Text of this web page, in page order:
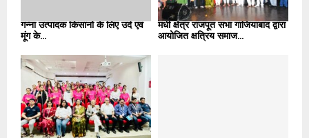
गन्ना उत्पादक किसानों के लिए उर्द एवं
मूंग के...
मधी क्षेत्र राजपूत सभा गाजियाबाद द्वारा
आयोजित क्षत्रिय समाज...